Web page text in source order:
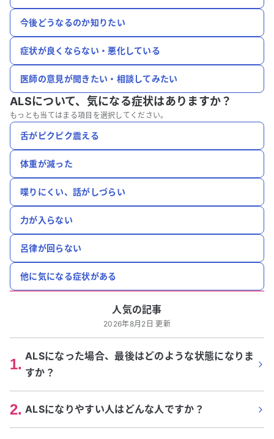
今後どうなるのか知りたい
症状が良くならない・悪化している
医師の意見が聞きたい・相談してみたい
ALSについて、 気になる症状はありますか？
もっとも当てはまる項目を選択してください。
舌がピクピク震える
体重が減った
喋りにくい、話がしづらい
力が入らない
呂律が回らない
他に気になる症状がある
人気の記事
2026年8月2日 更新
1. ALSになった場合、最後はどのような状態になりま
すか？
2. ALSになりやすい人はどんな人ですか？